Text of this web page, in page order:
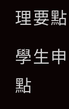
理要點
學生
點